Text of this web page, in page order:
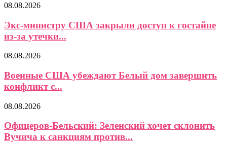
08.08.2026
Экс-министру США закрыли доступ к гостайне
из-за утечки...
08.08.2026
Военные США убеждают Белый дом завершить
конфликт с...
08.08.2026
Офицеров-Бельский: Зеленский хочет склонить
Вучича к санкциям против...